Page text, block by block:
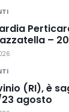
–
(RI), è
agosto